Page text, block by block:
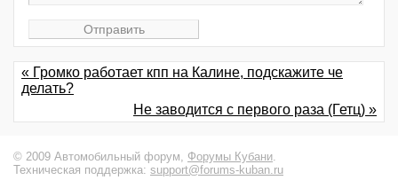
« Громко работает кпп на Калине, подскажите че
делать?
Не заводится с первого раза (Гетц) »
© 2009 Автомобильный форум, Форумы Кубани
Техническая поддержка: support@forums-kuban.ru